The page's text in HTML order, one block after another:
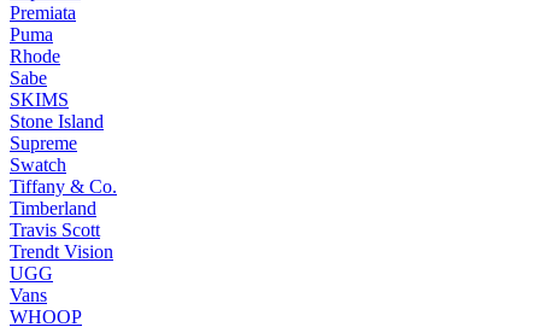
Premiata
Puma
Rhode
Sabe
SKIMS
Stone Island
Supreme
Swatch
Tiffany & Co.
Timberland
Travis Scott
Trendt Vision
UGG
Vans
WHOOP